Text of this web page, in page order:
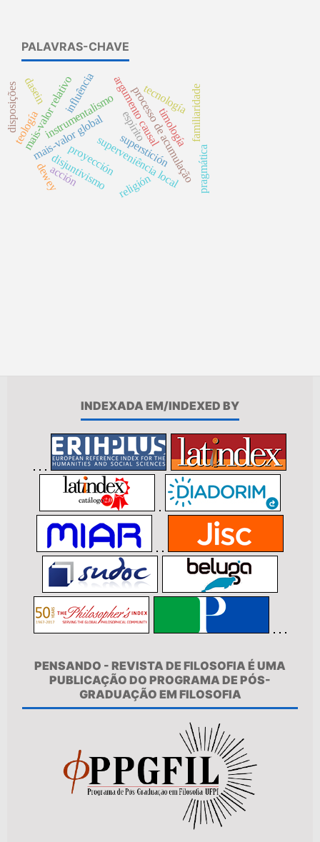
PALAVRAS-CHAVE
argumento causal
superstición
proyección processo de acumulação
mais-valor global
mais-valor relativo
superveniência local
disjuntivismo religión
tecnología
instrumentalismo
dewey
teología espirito
influência familiaridade
dasein
pragmática
disposições timología
acción
INDEXADA EM/INDEXED BY
PENSANDO - REVISTA DE FILOSOFIA É UMA
PUBLICAÇÃO DO PROGRAMA DE PÓS-
GRADUAÇÃO EM FILOSOFIA